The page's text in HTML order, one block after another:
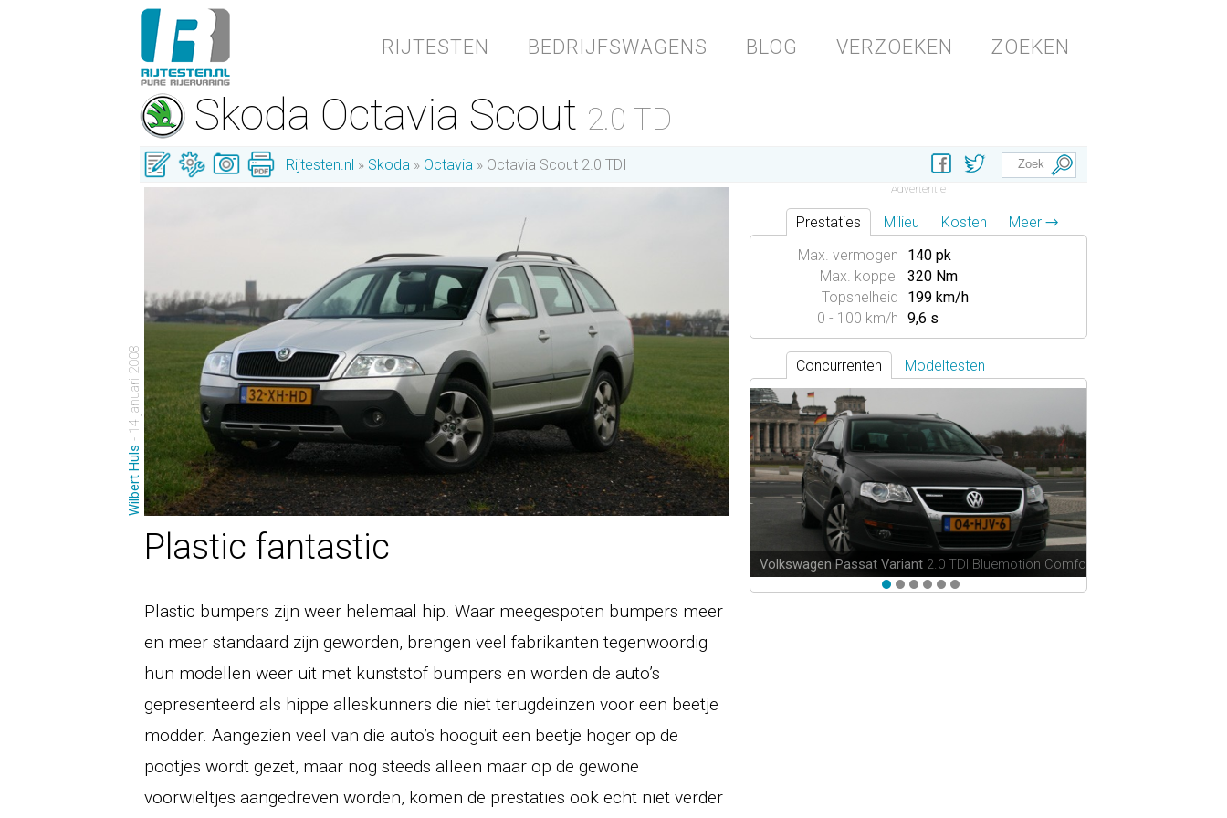
RIJTESTEN BEDRIJFSWAGENS BLOG VERZOEKEN ZOEKEN
Skoda Octavia Scout 2.0 TDI
Rijtesten.nl Skoda Octavia Octavia Scout 2.0 TDI
Wilbert Huls
- 14 januari 2008
Plastic fantastic
Plastic bumpers zijn weer helemaal hip. Waar meegespoten bumpers meer
en meer standaard zijn geworden, brengen veel fabrikanten tegenwoordig
hun modellen weer uit met kunststof bumpers en worden de auto’s
gepresenteerd als hippe alleskunners die niet terugdeinzen voor een beetje
modder. Aangezien veel van die auto’s hooguit een beetje hoger op de
pootjes wordt gezet, maar nog steeds alleen maar op de gewone
voorwieltjes aangedreven worden, komen de prestaties ook echt niet verder
Prestaties Milieu Kosten
Meer →
Max. vermogen
140 pk
Max. koppel 320 Nm
Topsnelheid
199 km/h
0 - 100 km/h 9,6 s
Concurrenten Modeltesten
Volkswagen Passat Variant 2.0 TDI Bluemotion Comfortline